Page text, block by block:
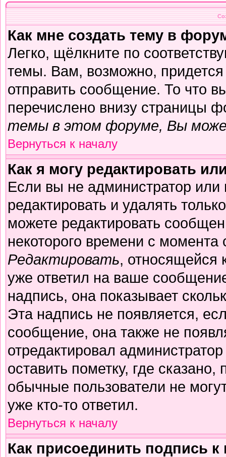
Как мне создать тему в
Легко, щёлкните по
темы. Вам, возможно, придется
отправить сообщение. То что
перечислено внизу страницы
темы в этом форуме, Вы
Вернуться к началу
Как я могу редактировать
Если вы не администратор
редактировать и удалять
можете редактировать
некоторого времени с
Редактировать, относящейся
уже ответил на ваше
надпись, она показывает
Эта надпись не появляется,
сообщение, она также не
отредактировал
оставить пометку, где
обычные пользователи не
уже кто-то ответил.
Вернуться к началу
Как присоединить подпись